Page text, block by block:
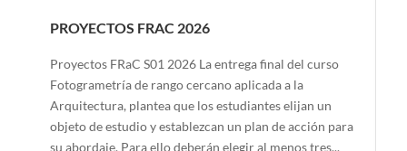
PROYECTOS FRAC 2026
Proyectos FRaC S01 2026 La entrega final del curso
Fotogrametría de rango cercano aplicada a la
Arquitectura, plantea que los estudiantes elijan un
objeto de estudio y establezcan un plan de acción para
su abordaje. Para ello deberán elegir al menos tres...